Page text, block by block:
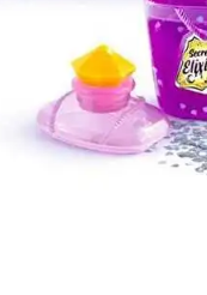
Setleri
Setleri